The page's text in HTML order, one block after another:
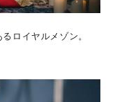
ロイヤルメゾン。